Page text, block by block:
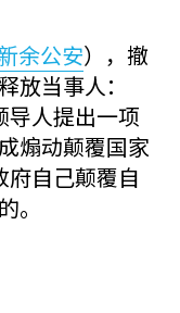
余公安），撤
放当事人：
导人提出一项
煽动颠覆国家
自己颠覆自
。